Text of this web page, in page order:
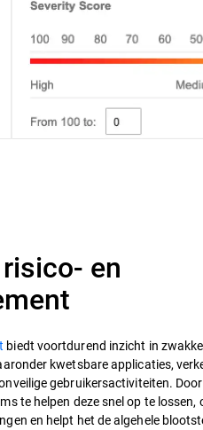
en
biedt voortdurend inzicht in
kwetsbare applicaties,
gebruikersactiviteiten.
te helpen deze snel op te
en helpt het de algehele